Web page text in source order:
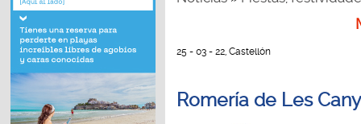
25 - 03 - 22, Castellón
Romería de Les